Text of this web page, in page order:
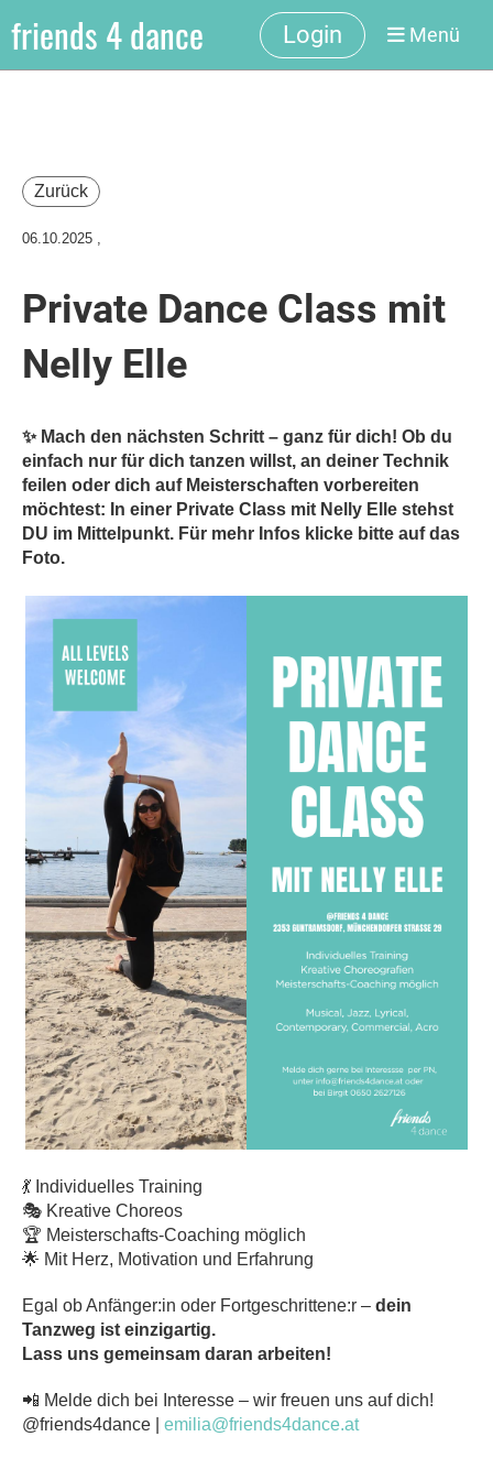
friends 4 dance Login Menü
Zurück
06.10.2025 ,
Private Dance Class mit
Nelly Elle
✨ Mach den nächsten Schritt – ganz für dich! Ob du
einfach nur für dich tanzen willst, an deiner Technik
feilen oder dich auf Meisterschaften vorbereiten
möchtest: In einer Private Class mit Nelly Elle stehst
DU im Mittelpunkt. Für mehr Infos klicke bitte auf das
Foto.
💃 Individuelles Training
🎭 Kreative Choreos
🏆 Meisterschafts-Coaching möglich
🌟 Mit Herz, Motivation und Erfahrung
Egal ob Anfänger:in oder Fortgeschrittene:r – dein
Tanzweg ist einzigartig.
Lass uns gemeinsam daran arbeiten!
📲 Melde dich bei Interesse – wir freuen uns auf dich!
@friends4dance | emilia@friends4dance.at